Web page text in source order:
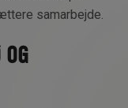
samarbejde.